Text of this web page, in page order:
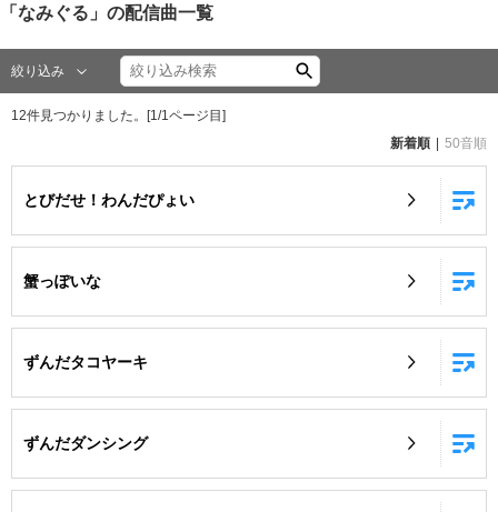
ユーザー検索
DAMの新曲・ランキングなど
自宅でカラオケ歌い放題！
「なみぐる」 の配信曲一覧
絞り込み
12件見つかりました。[1 /1 ページ目]
新着順
50音順
とびだせ！わんだぴょい
蟹っぽいな
ずんだタコヤーキ
ずんだダンシング